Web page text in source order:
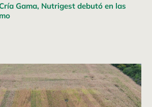
Gama, Nutrigest debutó en las